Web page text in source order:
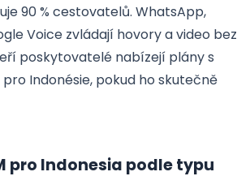
90 % cestovatelů. WhatsApp,
Voice zvládají hovory a video bez
poskytovatelé nabízejí plány s
Indonésie, pokud ho skutečně
pro Indonesia podle typu